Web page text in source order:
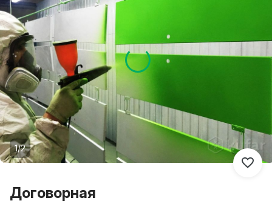
1/2
Договорная